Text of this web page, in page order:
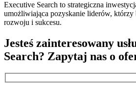
Executive Search to strategiczna
umożliwiająca pozyskanie liderów,
rozwoju i sukcesu.
Jesteś zainteresowany
Search? Zapytaj nas o